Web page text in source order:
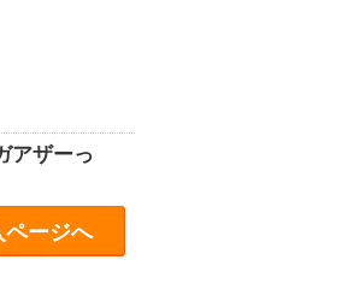
アザーっ
ページへ